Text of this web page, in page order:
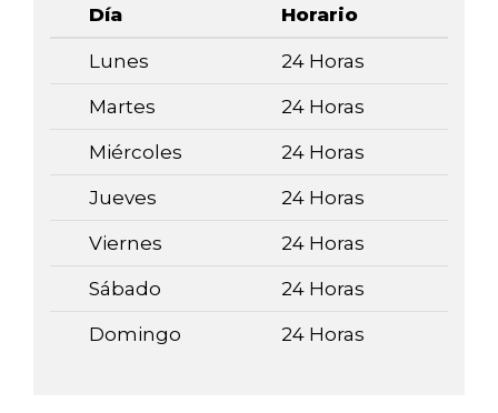
Día Horario
Lunes 24 Horas
Martes 24 Horas
Miércoles 24 Horas
Jueves 24 Horas
Viernes 24 Horas
Sábado 24 Horas
Domingo 24 Horas